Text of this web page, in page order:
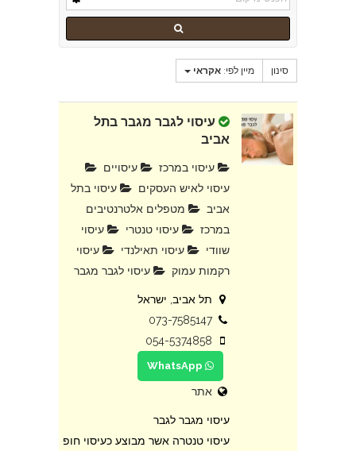
סינון מיין לפי: אקראי
עיסוי לגבר מגבר בתל
אביב
עיסוי במרכז
עיסויים
עיסוי לאיש העסקים
עיסוי בתל
אביב
מטפלים אלטרנטיבים
במרכז
עיסוי טנטרי
עיסוי
שוודי
עיסוי תאילנדי
עיסוי
רקמות עמוק
עיסוי לגבר מגבר
תל אביב, ישראל
073-7585147
054-5374858
אתר
עיסוי מגבר לגבר
עיסוי טנטרה אשר מבוצע כעיסוי חופ